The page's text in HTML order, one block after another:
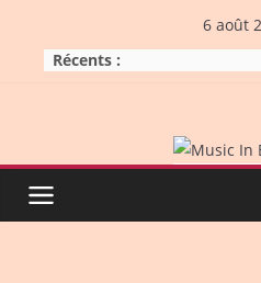
content
6 août
Récents :